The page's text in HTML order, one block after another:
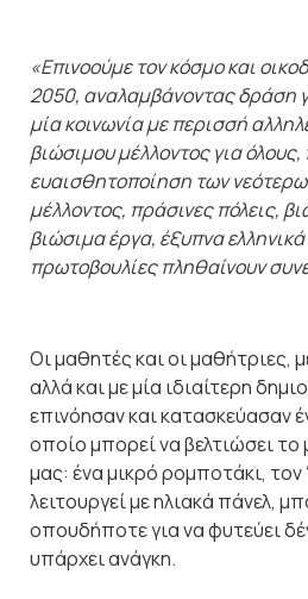
«Επινοούμε τον κόσμο και
2050, αναλαμβάνοντας δράση
μία κοινωνία με περισσή
βιώσιμου μέλλοντος για
ευαισθητοποίηση των
μέλλοντος, πράσινες πόλεις,
βιώσιμα έργα, έξυπνα ελληνικά
πρωτοβουλίες πληθαίνουν
Οι μαθητές και οι μαθήτριες,
αλλά και με μία ιδιαίτερη
επινόησαν και κατασκεύασαν
οποίο μπορεί να βελτιώσει το
μας: ένα μικρό ρομποτάκι, τον
λειτουργεί με ηλιακά πάνελ,
οπουδήποτε για να φυτεύει
υπάρχει ανάγκη.